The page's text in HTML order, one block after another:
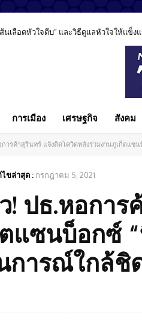
นเลือดหัวใจตีบ” และวิธีดูแลหัวใจให้แข็งแ
การเมือง เศรษฐกิจ สังคม
ารค้าสุรินทร์ แจ้งติดโควิดหลังร่วมงานภูเก็ตแ
ไขล่าสุด : กรกฎาคม 5, 2021
! ปธ.หอกา
แซนบ็อกซ์
การณ์ใกล้ชิ